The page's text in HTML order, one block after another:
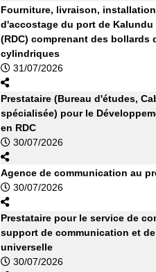
Fourniture, livraison,
d'accostage du port de
(RDC) comprenant des bollards
cylindriques
31/07/2026
Prestataire (Bureau d'études,
spécialisée) pour le
en RDC
30/07/2026
Agence de communication au
30/07/2026
Prestataire pour le service de
support de communication et
universelle
30/07/2026